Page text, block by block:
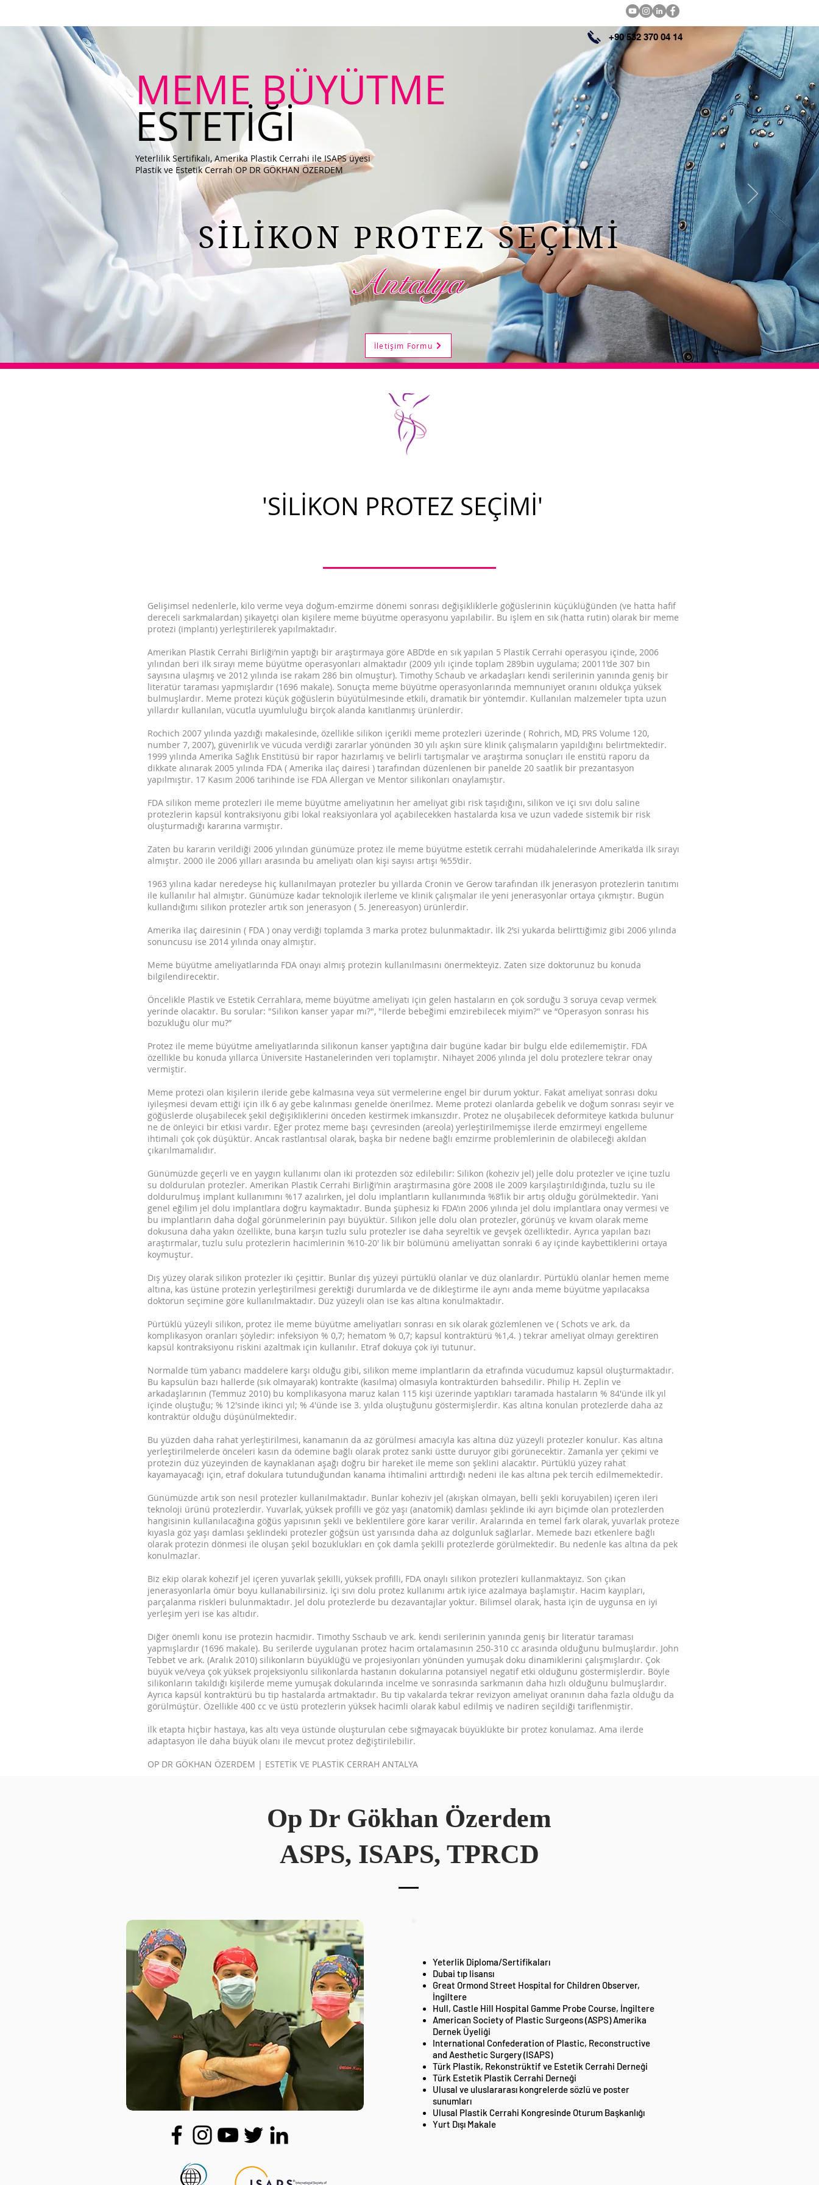
+90 532 370 04 14
MEME BÜYÜTME
ESTETİĞİ
Yeterlilik Sertifikalı, Amerika Plastik Cerrahi ile ISAPS üyesi
Plastik ve Estetik Cerrah OP DR GÖKHAN ÖZERDEM
SİLİKON PROTEZ SEÇİMİ
Antalya
İletişim Formu
'SİLİKON PROTEZ SEÇİMİ'
Gelişimsel nedenlerle, kilo verme veya doğum-emzirme dönemi sonrası değişikliklerle göğüslerinin küçüklüğünden (ve hatta hafif
dereceli sarkmalardan) şikayetçi olan kişilere meme büyütme operasyonu yapılabilir. Bu işlem en sık (hatta rutin) olarak bir meme
protezi (implantı) yerleştirilerek yapılmaktadır.
Amerikan Plastik Cerrahi Birliği’nin yaptığı bir araştırmaya göre ABD’de en sık yapılan 5 Plastik Cerrahi operasyou içinde, 2006
yılından beri ilk sırayı meme büyütme operasyonları almaktadır (2009 yılı içinde toplam 289bin uygulama; 20011’de 307 bin
sayısına ulaşmış ve 2012 yılında ise rakam 286 bin olmuştur). Timothy Schaub ve arkadaşları kendi serilerinin yanında geniş bir
literatür taraması yapmışlardır (1696 makale). Sonuçta meme büyütme operasyonlarında memnuniyet oranını oldukça yüksek
bulmuşlardır. Meme protezi küçük göğüslerin büyütülmesinde etkili, dramatik bir yöntemdir. Kullanılan malzemeler tıpta uzun
yıllardır kullanılan, vücutla uyumluluğu birçok alanda kanıtlanmış ürünlerdir.
Rochich 2007 yılında yazdığı makalesinde, özellikle silikon içerikli meme protezleri üzerinde ( Rohrich, MD, PRS Volume 120,
number 7, 2007), güvenirlik ve vücuda verdiği zararlar yönünden 30 yılı aşkın süre klinik çalışmaların yapıldığını belirtmektedir.
1999 yılında Amerika Sağlık Enstitüsü bir rapor hazırlamış ve belirli tartışmalar ve araştırma sonuçları ile enstitü raporu da
dikkate alınarak 2005 yılında FDA ( Amerika ilaç dairesi ) tarafından düzenlenen bir panelde 20 saatlik bir prezantasyon
yapılmıştır. 17 Kasım 2006 tarihinde ise FDA Allergan ve Mentor silikonları onaylamıştır.
FDA silikon meme protezleri ile meme büyütme ameliyatının her ameliyat gibi risk taşıdığını, silikon ve içi sıvı dolu saline
protezlerin kapsül kontraksiyonu gibi lokal reaksiyonlara yol açabilecekken hastalarda kısa ve uzun vadede sistemik bir risk
oluşturmadığı kararına varmıştır.
Zaten bu kararın verildiği 2006 yılından günümüze protez ile meme büyütme estetik cerrahi müdahalelerinde Amerika’da ilk sırayı
almıştır. 2000 ile 2006 yılları arasında bu ameliyatı olan kişi sayısı artışı %55’dir.
1963 yılına kadar neredeyse hiç kullanılmayan protezler bu yıllarda Cronin ve Gerow tarafından ilk jenerasyon protezlerin tanıtımı
ile kullanılır hal almıştır. Günümüze kadar teknolojik ilerleme ve klinik çalışmalar ile yeni jenerasyonlar ortaya çıkmıştır. Bugün
kullandığımı silikon protezler artık son jenerasyon ( 5. Jenereasyon) ürünlerdir.
Amerika ilaç dairesinin ( FDA ) onay verdiği toplamda 3 marka protez bulunmaktadır. İlk 2’si yukarda belirttiğimiz gibi 2006 yılında
sonuncusu ise 2014 yılında onay almıştır.
Meme büyütme ameliyatlarında FDA onayı almış protezin kullanılmasını önermekteyiz. Zaten size doktorunuz bu konuda
bilgilendirecektir.
Öncelikle Plastik ve Estetik Cerrahlara, meme büyütme ameliyatı için gelen hastaların en çok sorduğu 3 soruya cevap vermek
yerinde olacaktır. Bu sorular: "Silikon kanser yapar mı?", "İlerde bebeğimi emzirebilecek miyim?" ve “Operasyon sonrası his
bozukluğu olur mu?”
Protez ile meme büyütme ameliyatlarında silikonun kanser yaptığına dair bugüne kadar bir bulgu elde edilememiştir. FDA
özellikle bu konuda yıllarca Üniversite Hastanelerinden veri toplamıştır. Nihayet 2006 yılında jel dolu protezlere tekrar onay
vermiştir.
Meme protezi olan kişilerin ileride gebe kalmasına veya süt vermelerine engel bir durum yoktur. Fakat ameliyat sonrası doku
iyileşmesi devam ettiği için ilk 6 ay gebe kalınması genelde önerilmez. Meme protezi olanlarda gebelik ve doğum sonrası seyir ve
göğüslerde oluşabilecek şekil değişikliklerini önceden kestirmek imkansızdır. Protez ne oluşabilecek deformiteye katkıda bulunur
ne de önleyici bir etkisi vardır. Eğer protez meme başı çevresinden (areola) yerleştirilmemişse ilerde emzirmeyi engelleme
ihtimali çok çok düşüktür. Ancak rastlantısal olarak, başka bir nedene bağlı emzirme problemlerinin de olabileceği akıldan
çıkarılmamalıdır.
Günümüzde geçerli ve en yaygın kullanımı olan iki protezden söz edilebilir: Silikon (koheziv jel) jelle dolu protezler ve içine tuzlu
su doldurulan protezler. Amerikan Plastik Cerrahi Birliği’nin araştırmasına göre 2008 ile 2009 karşılaştırıldığında, tuzlu su ile
doldurulmuş implant kullanımını %17 azalırken, jel dolu implantların kullanımında %8’lik bir artış olduğu görülmektedir. Yani
genel eğilim jel dolu implantlara doğru kaymaktadır. Bunda şüphesiz ki FDA’ın 2006 yılında jel dolu implantlara onay vermesi ve
bu implantların daha doğal görünmelerinin payı büyüktür. Silikon jelle dolu olan protezler, görünüş ve kıvam olarak meme
dokusuna daha yakın özellikte, buna karşın tuzlu sulu protezler ise daha seyreltik ve gevşek özelliktedir. Ayrıca yapılan bazı
araştırmalar, tuzlu sulu protezlerin hacimlerinin %10-20' lik bir bölümünü ameliyattan sonraki 6 ay içinde kaybettiklerini ortaya
koymuştur.
Dış yüzey olarak silikon protezler iki çeşittir. Bunlar dış yüzeyi pürtüklü olanlar ve düz olanlardır. Pürtüklü olanlar hemen meme
altına, kas üstüne protezin yerleştirilmesi gerektiği durumlarda ve de dikleştirme ile aynı anda meme büyütme yapılacaksa
doktorun seçimine göre kullanılmaktadır. Düz yüzeyli olan ise kas altına konulmaktadır.
Pürtüklü yüzeyli silikon, protez ile meme büyütme ameliyatları sonrası en sık olarak gözlemlenen ve ( Schots ve ark. da
komplikasyon oranları şöyledir: infeksiyon % 0,7; hematom % 0,7; kapsul kontraktürü %1,4. ) tekrar ameliyat olmayı gerektiren
kapsül kontraksiyonu riskini azaltmak için kullanılır. Etraf dokuya çok iyi tutunur.
Normalde tüm yabancı maddelere karşı olduğu gibi, silikon meme implantların da etrafında vücudumuz kapsül oluşturmaktadır.
Bu kapsulün bazı hallerde (sık olmayarak) kontrakte (kasılma) olmasıyla kontraktürden bahsedilir. Philip H. Zeplin ve
arkadaşlarının (Temmuz 2010) bu komplikasyona maruz kalan 115 kişi üzerinde yaptıkları taramada hastaların % 84'ünde ilk yıl
içinde oluştuğu; % 12'sinde ikinci yıl; % 4'ünde ise 3. yılda oluştuğunu göstermişlerdir. Kas altına konulan protezlerde daha az
kontraktür olduğu düşünülmektedir.
Bu yüzden daha rahat yerleştirilmesi, kanamanın da az görülmesi amacıyla kas altına düz yüzeyli protezler konulur. Kas altına
yerleştirilmelerde önceleri kasın da ödemine bağlı olarak protez sanki üstte duruyor gibi görünecektir. Zamanla yer çekimi ve
protezin düz yüzeyinden de kaynaklanan aşağı doğru bir hareket ile meme son şeklini alacaktır. Pürtüklü yüzey rahat
kayamayacağı için, etraf dokulara tutunduğundan kanama ihtimalini arttırdığı nedeni ile kas altına pek tercih edilmemektedir.
Günümüzde artık son nesil protezler kullanılmaktadır. Bunlar koheziv jel (akışkan olmayan, belli şekli koruyabilen) içeren ileri
teknoloji ürünü protezlerdir. Yuvarlak, yüksek profilli ve göz yaşı (anatomik) damlası şeklinde iki ayrı biçimde olan protezlerden
hangisinin kullanılacağına göğüs yapısının şekli ve beklentilere göre karar verilir. Aralarında en temel fark olarak, yuvarlak proteze
kıyasla göz yaşı damlası şeklindeki protezler göğsün üst yarısında daha az dolgunluk sağlarlar. Memede bazı etkenlere bağlı
olarak protezin dönmesi ile oluşan şekil bozuklukları en çok damla şekilli protezlerde görülmektedir. Bu nedenle kas altına da pek
konulmazlar.
Biz ekip olarak kohezif jel içeren yuvarlak şekilli, yüksek profilli, FDA onaylı silikon protezleri kullanmaktayız. Son çıkan
jenerasyonlarla ömür boyu kullanabilirsiniz. İçi sıvı dolu protez kullanımı artık iyice azalmaya başlamıştır. Hacim kayıpları,
parçalanma riskleri bulunmaktadır. Jel dolu protezlerde bu dezavantajlar yoktur. Bilimsel olarak, hasta için de uygunsa en iyi
yerleşim yeri ise kas altıdır.
Diğer önemli konu ise protezin hacmidir. Timothy Sschaub ve ark. kendi serilerinin yanında geniş bir literatür taraması
yapmışlardır (1696 makale). Bu serilerde uygulanan protez hacim ortalamasının 250-310 cc arasında olduğunu bulmuşlardır. John
Tebbet ve ark. (Aralık 2010) silikonların büyüklüğü ve projesiyonları yönünden yumuşak doku dinamiklerini çalışmışlardır. Çok
büyük ve/veya çok yüksek projeksiyonlu silikonlarda hastanın dokularına potansiyel negatif etki olduğunu göstermişlerdir. Böyle
silikonların takıldığı kişilerde meme yumuşak dokularında incelme ve sonrasında sarkmanın daha hızlı olduğunu bulmuşlardır.
Ayrıca kapsül kontraktürü bu tip hastalarda artmaktadır. Bu tip vakalarda tekrar revizyon ameliyat oranının daha fazla olduğu da
görülmüştür. Özellikle 400 cc ve üstü protezlerin yüksek hacimli olarak kabul edilmiş ve nadiren seçildiği tariflenmiştir.
İlk etapta hiçbir hastaya, kas altı veya üstünde oluşturulan cebe sığmayacak büyüklükte bir protez konulamaz. Ama ilerde
adaptasyon ile daha büyük olanı ile mevcut protez değiştirilebilir.
OP DR GÖKHAN ÖZERDEM | ESTETİK VE PLASTİK CERRAH ANTALYA
Op Dr Gökhan Özerdem
ASPS, ISAPS, TPRCD
Yeterlik Diploma/Sertifikaları
Dubai tıp lisansı
Great Ormond Street Hospital for Children Observer,
İngiltere
Hull, Castle Hill Hospital Gamme Probe Course, İngiltere
American Society of Plastic Surgeons (ASPS) Amerika
Dernek Üyeliği
International Confederation of Plastic, Reconstructive
and Aesthetic Surgery (ISAPS)
Türk Plastik, Rekonstrüktif ve Estetik Cerrahi Derneği
Türk Estetik Plastik Cerrahi Derneği
Ulusal ve uluslararası kongrelerde sözlü ve poster
sunumları
Ulusal Plastik Cerrahi Kongresinde Oturum Başkanlığı
Yurt Dışı Makale